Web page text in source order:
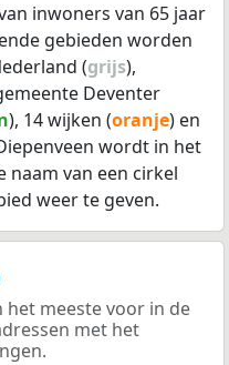
inwoners van 65 jaar
gebieden worden
(grijs),
Deventer
), 14 wijken (oranje) en
wordt in het
naam van een cirkel
weer te geven.
meeste voor in de
met het